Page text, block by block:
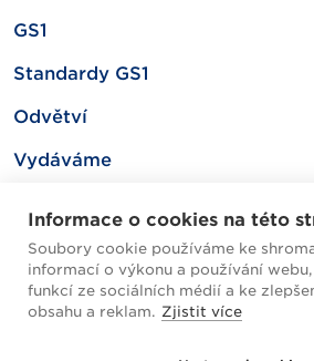
GS1
Standardy GS1
Odvětví
Vydáváme
Mapa webu
Informace o cookies na této
Soubory cookie používáme ke
informací o výkonu a používání
funkcí ze sociálních médií a ke
obsahu a reklam. Zjistit více